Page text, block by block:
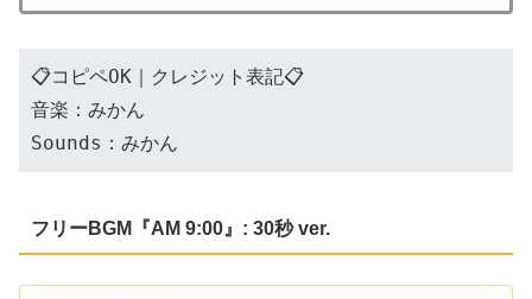
📋コピペOK｜クレジット表記📋
音楽：みかん
Sounds：みかん
フリーBGM『AM 9:00』: 30秒 ver.